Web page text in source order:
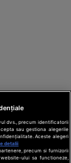
dvs., precum identificatorii
sau gestiona alegerile
Aceste alegeri
detalii
precum si furnizorii
ului sa functioneze,